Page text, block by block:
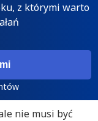
z którymi warto
nie musi być